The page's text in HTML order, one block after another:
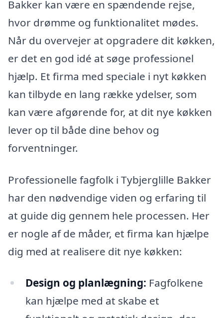
Bakker kan være en spændende rejse,
hvor drømme og funktionalitet mødes.
Når du overvejer at opgradere dit køkken,
er det en god idé at søge professionel
hjælp. Et firma med speciale i nyt køkken
kan tilbyde en lang række ydelser, som
kan være afgørende for, at dit nye køkken
lever op til både dine behov og
forventninger.
Professionelle fagfolk i Tybjerglille Bakker
har den nødvendige viden og erfaring til
at guide dig gennem hele processen. Her
er nogle af de måder, et firma kan hjælpe
dig med at realisere dit nye køkken:
Design og planlægning: Fagfolkene
kan hjælpe med at skabe et